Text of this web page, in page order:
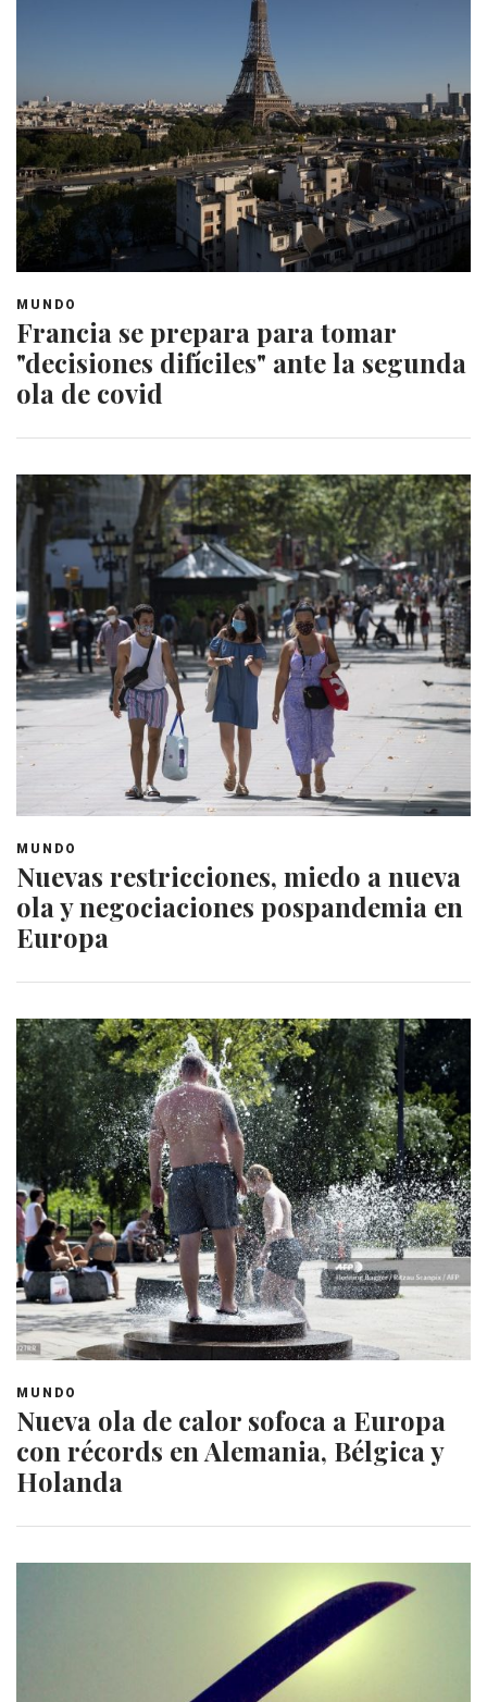
MUNDO
Francia se prepara para tomar
"decisiones difíciles" ante la segunda
ola de covid
MUNDO
Nuevas restricciones, miedo a nueva
ola y negociaciones pospandemia en
Europa
MUNDO
Nueva ola de calor sofoca a Europa
con récords en Alemania, Bélgica y
Holanda